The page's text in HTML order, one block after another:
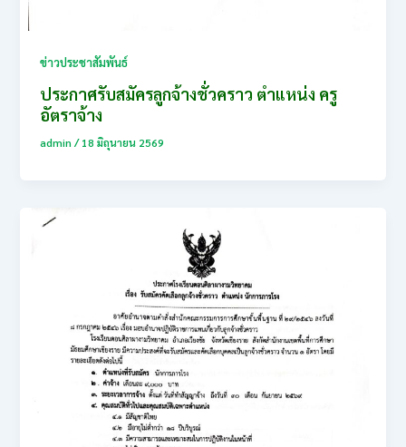
ข่าวประชาสัมพันธ์
ประกาศรับสมัครลูกจ้างชั่วคราว ตำแหน่ง ครู
อัตราจ้าง
admin/18 มิถุนายน 2569